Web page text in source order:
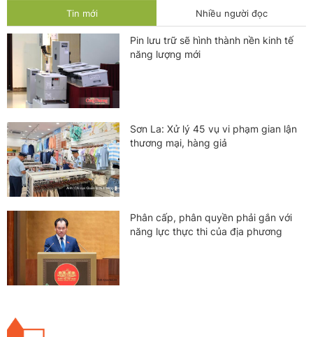
Tin mới Nhiều người đọc
Pin lưu trữ sẽ hình thành nền kinh tế
năng lượng mới
Sơn La: Xử lý 45 vụ vi phạm gian lận
thương mại, hàng giả
Phân cấp, phân quyền phải gắn với
năng lực thực thi của địa phương